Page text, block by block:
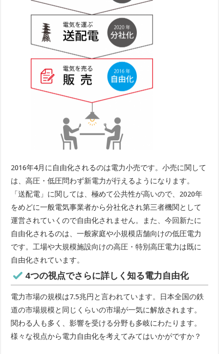
2016年4月に自由化されるのは電力小売です。小売に関して
は、高圧・低圧問わず新電力が行えるようになります。
「送配電」に関しては、極めて公共性が高いので、2020年
をめどに一般電気事業者から分社化され第三者機関として
運営されていくので自由化されません。また、今回新たに
自由化されるのは、一般家庭や小規模店舗向けの低圧電力
です。工場や大規模施設向けの高圧・特別高圧電力は既に
自由化されています。
4つの視点でさらに詳しく知る電力自由化
電力市場の規模は7.5兆円と言われています。日本全国の鉄
道の市場規模と同じくらいの市場が一気に解放されます。
関わる人も多く、影響を受ける分野も多岐にわたります。
様々な視点から電力自由化を考えてみてはいかがですか？